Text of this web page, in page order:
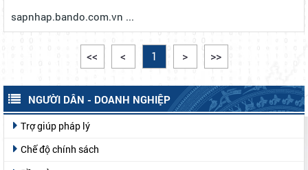
sapnhap.bando.com.vn ...
<< < 1 > >>
NGƯỜI DÂN - DOANH NGHIỆP
Trợ giúp pháp lý
Chế độ chính sách